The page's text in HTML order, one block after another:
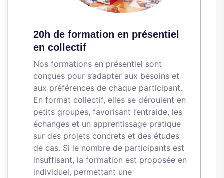
20h de formation en présentiel
en collectif
Nos formations en présentiel sont
conçues pour s’adapter aux besoins et
aux préférences de chaque participant.
En format collectif, elles se déroulent en
petits groupes, favorisant l’entraide, les
échanges et un apprentissage pratique
sur des projets concrets et des études
de cas. Si le nombre de participants est
insuffisant, la formation est proposée en
individuel, permettant une